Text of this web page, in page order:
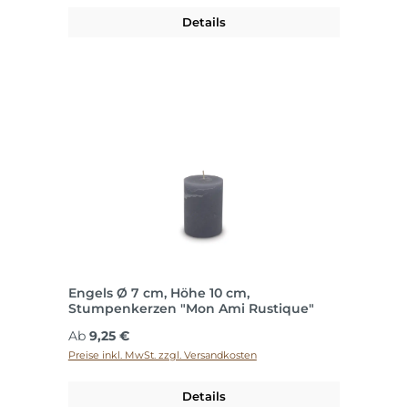
Details
Engels Ø 7 cm, Höhe 10 cm,
Stumpenkerzen "Mon Ami Rustique"
Regulärer Preis:
Ab 9,25 €
Preise inkl. MwSt. zzgl. Versandkosten
Details